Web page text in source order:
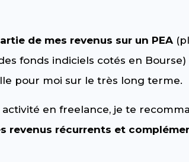
de mes revenus sur un PEA
fonds indiciels cotés en
pour moi sur le très long terme.
en freelance, je te
revenus récurrents et